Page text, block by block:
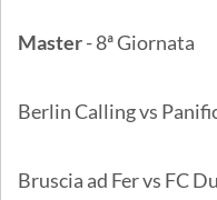
Master- 8ª Giornata
Berlin Calling vs
Bruscia ad Fer vs FC